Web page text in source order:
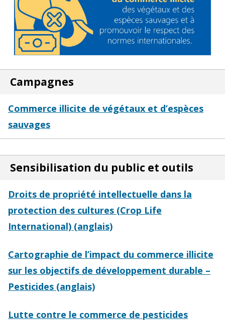
Campagnes
Commerce illicite de végétaux et d’espèces
sauvages
Sensibilisation du public et outils
Droits de propriété intellectuelle dans la
protection des cultures (Crop Life
International) (anglais)
Cartographie de l’impact du commerce illicite
sur les objectifs de développement durable –
Pesticides (anglais)
Lutte contre le commerce de pesticides